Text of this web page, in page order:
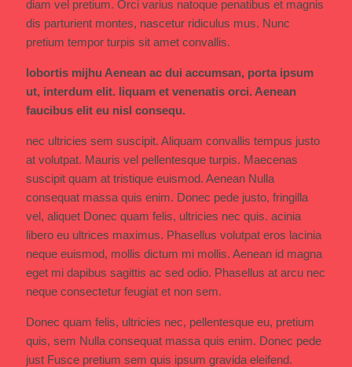
diam vel pretium. Orci varius natoque penatibus et magnis
dis parturient montes, nascetur ridiculus mus. Nunc
pretium tempor turpis sit amet convallis.
lobortis mijhu Aenean ac dui accumsan, porta ipsum
ut, interdum elit. liquam et venenatis orci. Aenean
faucibus elit eu nisl consequ.
nec ultricies sem suscipit. Aliquam convallis tempus justo
at volutpat. Mauris vel pellentesque turpis. Maecenas
suscipit quam at tristique euismod. Aenean Nulla
consequat massa quis enim. Donec pede justo, fringilla
vel, aliquet Donec quam felis, ultricies nec quis. acinia
libero eu ultrices maximus. Phasellus volutpat eros lacinia
neque euismod, mollis dictum mi mollis. Aenean id magna
eget mi dapibus sagittis ac sed odio. Phasellus at arcu nec
neque consectetur feugiat et non sem.
Donec quam felis, ultricies nec, pellentesque eu, pretium
quis, sem Nulla consequat massa quis enim. Donec pede
just Fusce pretium sem quis ipsum gravida eleifend.